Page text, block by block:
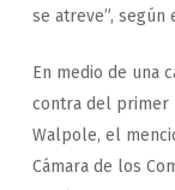
se atreve”,
En medio de una
contra del primer
Walpole, el
Cámara de los